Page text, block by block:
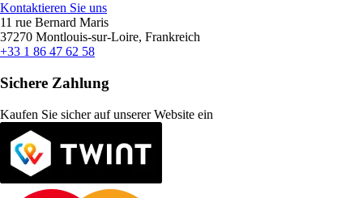
Kontaktieren Sie uns
11 rue Bernard Maris
37270 Montlouis-sur-Loire, Frankreich
+33 1 86 47 62 58
Sichere Zahlung
Kaufen Sie sicher auf unserer Website ein